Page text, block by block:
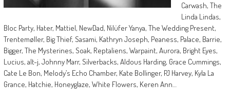
Carwash, The
Linda Lindas,
Bloc Party, Hater, Mattiel, NewDad, Nilüfer Yanya, The Wedding Present,
Trentemøller, Big Thief, Sasami, Kathryn Joseph, Peaness, Palace, Barrie,
Bigger, The Mysterines, Soak, Reptaliens, Warpaint, Aurora, Bright Eyes,
Lucius, alt-j, Johnny Marr, Silverbacks, Aldous Harding, Grace Cummings,
Cate Le Bon, Melody’s Echo Chamber, Kate Bollinger, PJ Harvey, Kyla La
Grance, Hatchie, Honeyglaze, White Flowers, Keren Ann…